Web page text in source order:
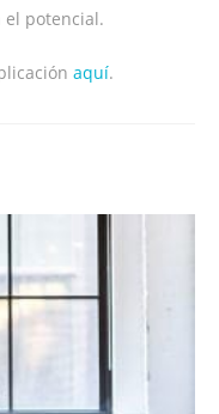
el potencial.
aquí.